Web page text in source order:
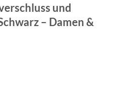
und
– Damen &